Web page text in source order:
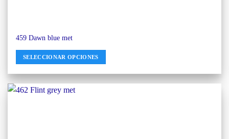
459 Dawn blue met
SELECCIONAR OPCIONES